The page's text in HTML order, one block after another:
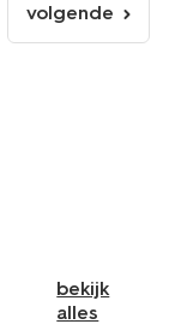
volgende
pagina
volgende
bekijk
alles